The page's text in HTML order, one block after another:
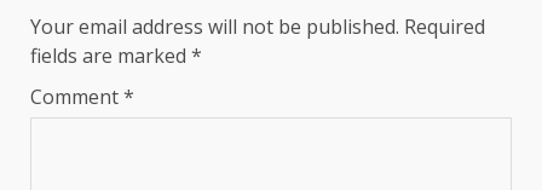
Your email address will not be published. Required
fields are marked *
Comment*